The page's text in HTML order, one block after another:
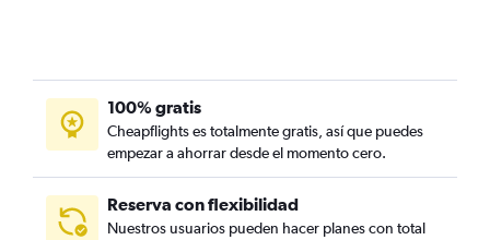
100% gratis
Cheapflights es totalmente gratis, así que puedes
empezar a ahorrar desde el momento cero.
Reserva con flexibilidad
Nuestros usuarios pueden hacer planes con total